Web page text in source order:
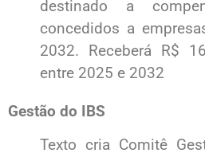
destinado a
concedidos a
2032. Receberá R$
entre 2025 e 2032
Gestão do IBS
Texto cria Comitê